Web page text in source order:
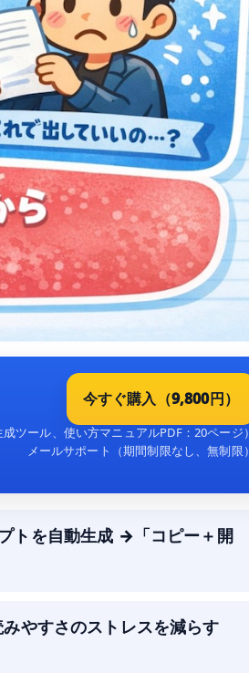
今すぐ購入（9,800円）
ツール、使い方マニュアルPDF：20ページ）
メールサポート（期間制限なし、無制限）
トを自動生成 →「コピー＋開
やすさのストレスを減らす